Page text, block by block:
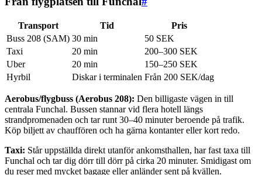
Transport Tid
Pris
Buss 208 (SAM) 30 min
50 SEK
Taxi
20 min
200–300 SEK
Uber
20 min
150–250 SEK
Hyrbil
Diskar i terminalen Från 200 SEK/dag
Aerobus/flygbuss (Aerobus 208): Den billigaste vägen in till
centrala Funchal. Bussen stannar vid flera hotell längs
strandpromenaden och tar runt 30–40 minuter beroende på trafik.
Köp biljett av chauffören och ha gärna kontanter eller kort redo.
Taxi: Står uppställda direkt utanför ankomsthallen, har fast taxa till
Funchal och tar dig dörr till dörr på cirka 20 minuter. Smidigast om
du reser med mycket bagage eller anländer sent på kvällen.